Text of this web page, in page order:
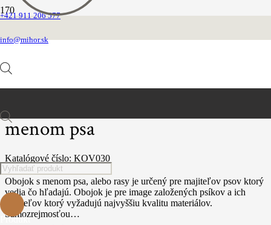
+421 911 206 577
info@mihor.sk
Products
search
Produkt
Domovská stránka
Obojok kožený s výšivkou
Bielo čierny kožený obojok s
menom psa
Katalógové číslo: KOV030
Obojok s menom psa, alebo rasy je určený pre majiteľov psov ktorý
vedia čo hľadajú. Obojok je pre image založených psíkov a ich
majiteľov ktorý vyžadujú najvyššiu kvalitu materiálov.
Samozrejmosťou…